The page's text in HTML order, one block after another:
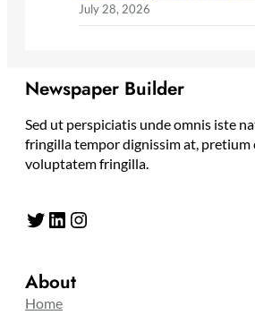
July 28, 2026
Newspaper Builder
Sed ut perspiciatis unde omnis iste
fringilla tempor dignissim at, pretium
voluptatem fringilla.
Twitter LinkedIn Instagram
About
Home